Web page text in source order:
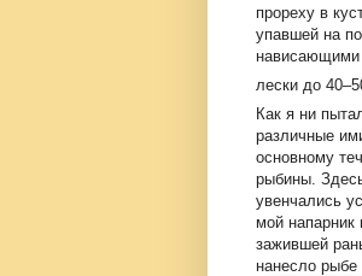
прореху в
упавшей на
нависающими
лески до
Как я ни
различные
основному
рыбины.
увенчались
мой напарник
зажившей
нанесло рыбе